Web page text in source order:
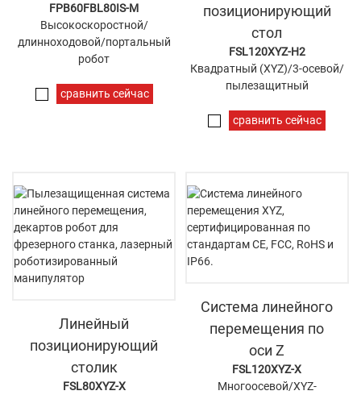
FPB60FBL80IS-M
Высокоскоростной/
длинноходовой/портальный
робот
сравнить сейчас
позиционирующий
стол
FSL120XYZ-H2
Квадратный (XYZ)/3-осевой/
пылезащитный
сравнить сейчас
Линейный
позиционирующий
столик
FSL80XYZ-X
Система линейного
перемещения по
оси Z
FSL120XYZ-X
Многоосевой/XYZ-